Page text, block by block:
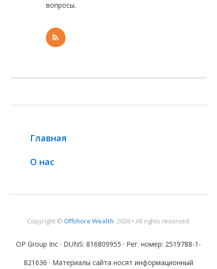
вопросы.
Главная
О нас
Copyright © Offshore Wealth. 2026 • All rights reserved.
OP Group Inc · DUNS: 816809955 · Рег. номер: 2519788-1-
821636 · Материалы сайта носят информационный